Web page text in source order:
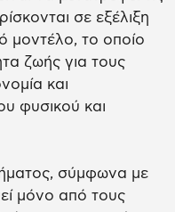
σε εξέλιξη
μοντέλο, το οποίο
ζωής για τους
και
φυσικού και
σύμφωνα με
μόνο από τους